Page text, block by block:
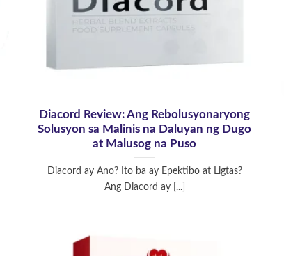
Diacord Review: Ang Rebolusyonaryong
Solusyon sa Malinis na Daluyan ng Dugo
at Malusog na Puso
Diacord ay Ano? Ito ba ay Epektibo at Ligtas?
Ang Diacord ay [...]